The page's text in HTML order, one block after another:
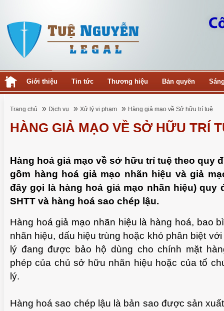
Giới thiệu Tin tức Thương hiệu Bản quyền
Trang chủ » Dịch vụ » Xử lý vi phạm » Hàng giả mạo về Sở hữu trí tuệ
HÀNG GIẢ MẠO VỀ SỞ HỮU TRÍ
Hàng hoá giả mạo về sở hữu trí tuệ theo quy
gồm hàng hoá giả mạo nhãn hiệu và giả
đây gọi là hàng hoá giả mạo nhãn hiệu) quy
SHTT và hàng hoá sao chép lậu.
Hàng hoá giả mạo nhãn hiệu là hàng hoá, bao
nhãn hiệu, dấu hiệu trùng hoặc khó phân biệt
lý đang được bảo hộ dùng cho chính mặt
phép của chủ sở hữu nhãn hiệu hoặc của tổ
lý.
Hàng hoá sao chép lậu là bản sao được sản
TUỆ